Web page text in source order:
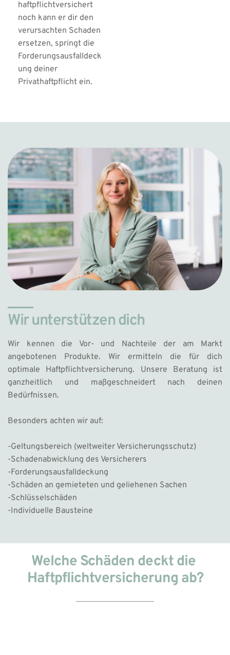
haftpflichtversichert
noch kann er dir den
verursachten Schaden
ersetzen, springt die
Forderungsausfalldeck
ung deiner
Privathaftpflicht ein.
Wir unterstützen dich
Wir kennen die Vor- und Nachteile der am Markt
angebotenen Produkte. Wir ermitteln die für dich
optimale Haftpflichtversicherung. Unsere Beratung ist
ganzheitlich und maßgeschneidert nach deinen
Bedürfnissen.
Besonders achten wir auf:
-Geltungsbereich (weltweiter Versicherungsschutz)
-Schadenabwicklung des Versicherers
-Forderungsausfalldeckung
-Schäden an gemieteten und geliehenen Sachen
-Schlüsselschäden
-Individuelle Bausteine
Welche Schäden deckt die
Haftpflichtversicherung ab?